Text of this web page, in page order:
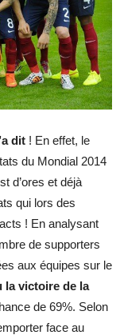
dit ! En effet, le
du Mondial 2014
d’ores et déjà
qui lors des
! En analysant
de supporters
aux équipes sur le
la victoire de la
de 69%. Selon
face au